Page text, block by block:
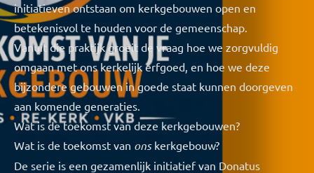
initiatieven ontstaan om kerkgebouwen open en
betekenisvol te houden voor de gemeenschap.
Vanuit die praktijk groeit de vraag hoe we zorgvuldig
omgaan met ons kerkelijk erfgoed, en hoe we deze
bijzondere gebouwen in goede staat kunnen doorgeven
aan komende generaties.
Wat is de toekomst van deze kerkgebouwen?
Wat is de toekomst van onskerkgebouw?
De serie is een gezamenlijk initiatief van Donatus